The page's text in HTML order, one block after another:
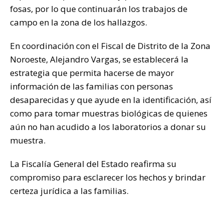
fosas, por lo que continuarán los trabajos de
campo en la zona de los hallazgos.
En coordinación con el Fiscal de Distrito de la Zona
Noroeste, Alejandro Vargas, se establecerá la
estrategia que permita hacerse de mayor
información de las familias con personas
desaparecidas y que ayude en la identificación, así
como para tomar muestras biológicas de quienes
aún no han acudido a los laboratorios a donar su
muestra.
La Fiscalía General del Estado reafirma su
compromiso para esclarecer los hechos y brindar
certeza jurídica a las familias.